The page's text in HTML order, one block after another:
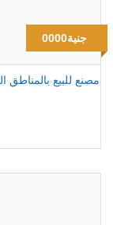
0000جنية